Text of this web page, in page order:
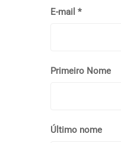
E-mail *
Primeiro Nome
Último nome